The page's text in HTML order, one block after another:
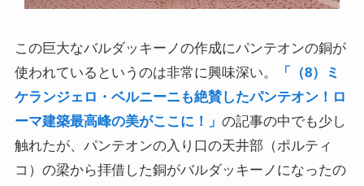
この巨大なバルダッキーノの作成にパンテオンの銅が
使われているというのは非常に興味深い。
「（8）ミ
ケランジェロ・ベルニーニも絶賛したパンテオン！ロ
ーマ建築最高峰の美がここに！」 の記事の中でも少し
触れたが、パンテオンの入り口の天井部（ポルティ
コ）の梁から拝借した銅がバルダッキーノになったの